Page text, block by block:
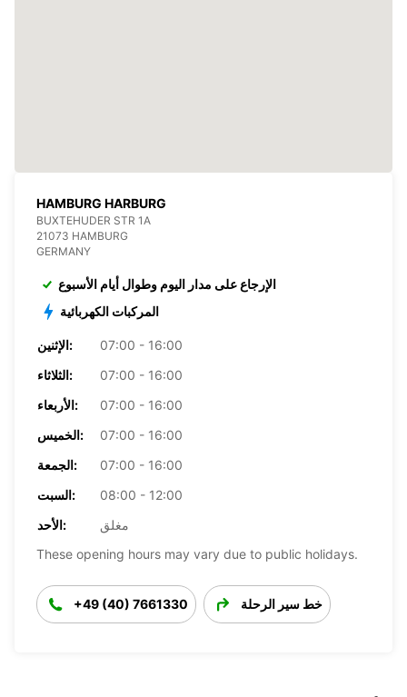
HAMBURG HARBURG
BUXTEHUDER STR 1A
21073 HAMBURG
GERMANY
الإرجاع على مدار اليوم وطوال أيام الأسبوع
المركبات الكهربائية
الإثنين:
07:00 - 16:00
الثلاثاء:
07:00 - 16:00
الأربعاء:
07:00 - 16:00
الخميس:
07:00 - 16:00
الجمعة:
07:00 - 16:00
السبت:
08:00 - 12:00
الأحد:
مغلق
These opening hours may vary due to public holidays.
+49 (40) 7661330 خط سير الرحلة